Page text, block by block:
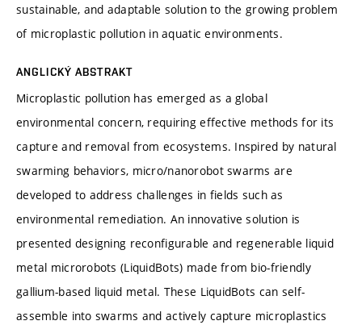
sustainable, and adaptable solution to the growing problem
of microplastic pollution in aquatic environments.
ANGLICKÝ ABSTRAKT
Microplastic pollution has emerged as a global
environmental concern, requiring effective methods for its
capture and removal from ecosystems. Inspired by natural
swarming behaviors, micro/nanorobot swarms are
developed to address challenges in fields such as
environmental remediation. An innovative solution is
presented designing reconfigurable and regenerable liquid
metal microrobots (LiquidBots) made from bio-friendly
gallium-based liquid metal. These LiquidBots can self-
assemble into swarms and actively capture microplastics